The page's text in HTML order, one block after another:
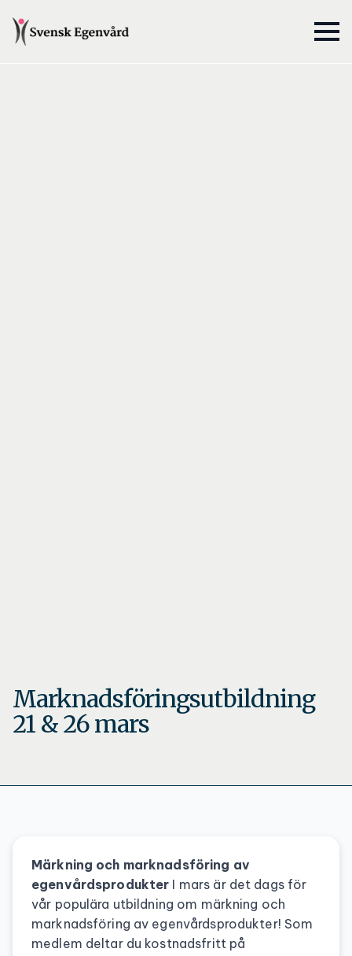
Marknadsföringsutbildning
21 & 26 mars
Märkning och marknadsföring av
egenvårdsprodukter I mars är det dags för
vår populära utbildning om märkning och
marknadsföring av egenvårdsprodukter! Som
medlem deltar du kostnadsfritt på